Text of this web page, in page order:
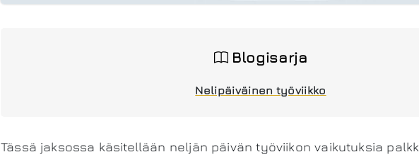
Blogisarja
Nelipäiväinen työviikko
Tässä jaksossa käsitellään neljän päivän työviikon vaikutuksia